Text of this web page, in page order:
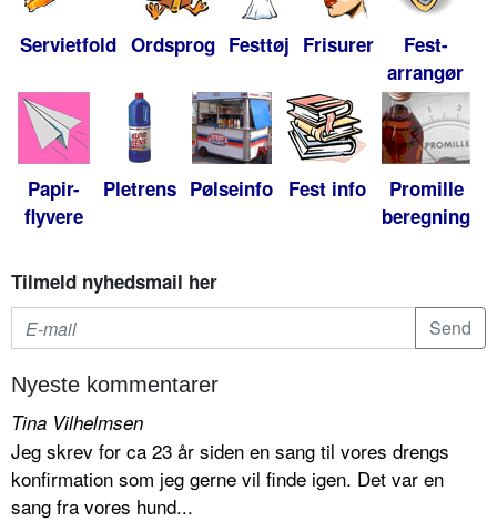
Servietfold Ordsprog Festtøj Frisurer
Fest-
arrangør
Papir-
flyvere
Pletrens Pølseinfo Fest info
Promille
beregning
Tilmeld nyhedsmail her
Nyeste kommentarer
Tina Vilhelmsen
Jeg skrev for ca 23 år siden en sang til vores drengs
konfirmation som jeg gerne vil finde igen. Det var en
sang fra vores hund...